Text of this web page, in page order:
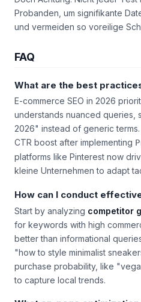
auch langfristig zu sichern.
Doch Achtung: Nicht jeder
und vermeiden so voreilige
FAQ
What are the best
E-commerce SEO in 2026
understands nuanced
2026"instead of generic
CTR boost after implementing
kleine Unternehmen to adapt
How can I conduct
Start by analyzingcompetitor
for keywords with high
better than informational
"how to style minimalist